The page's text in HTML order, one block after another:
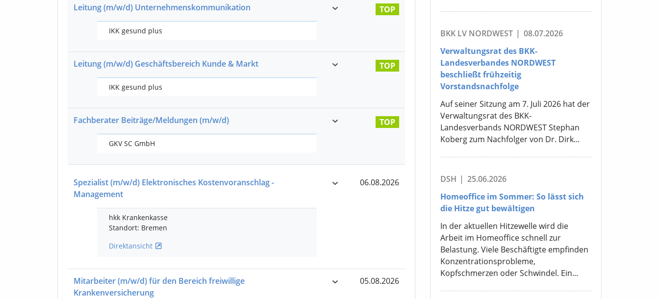
Leitung(m/w/d) Unternehmenskommunikation
IKK gesund plus
TOP
Leitung(m/w/d) Geschäftsbereich Kunde & Markt
IKK gesund plus
TOP
Fachberater Beiträge/Meldungen (m/w/d)
GKV SC GmbH
TOP
Spezialist(m/w/d) Elektronisches Kostenvoranschlag -
Management
hkk Krankenkasse
Standort: Bremen
Direktansicht
06.08.2026
Mitarbeiter(m/w/d)für den Bereich freiwillige
Krankenversicherung
05.08.2026
BKK LV NORDWEST | 08.07.2026
Verwaltungsrat des BKK-
Landesverbandes NORDWEST
beschließt frühzeitig
Vorstandsnachfolge
Auf seiner Sitzung am 7. Juli 2026 hat der
Verwaltungsrat des BKK-
Landesverbands NORDWEST Stephan
Koberg zum Nachfolger von Dr. Dirk...
DSH | 25.06.2026
Homeoffice im Sommer: So lässt sich
die Hitze gut bewältigen
In der aktuellen Hitzewelle wird die
Arbeit im Homeoffice schnell zur
Belastung. Viele Beschäftigte empfinden
Konzentrationsprobleme,
Kopfschmerzen oder Schwindel. Ein...